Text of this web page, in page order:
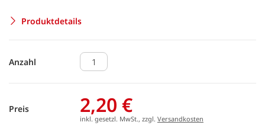
Produktdetails
Anzahl
Preis 2,20 €
inkl. gesetzl. MwSt., zzgl. Versandkosten